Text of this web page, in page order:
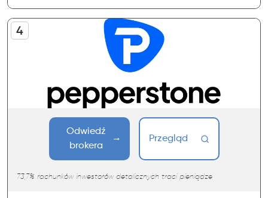
Odwiedź
brokera
Przegląd
73,7% rachunków inwestorów detalicznych traci pieniądze